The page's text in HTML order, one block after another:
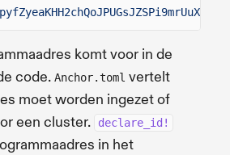
komt voor in de
code. Anchor.toml vertelt
moet worden ingezet of
een cluster.
declare_id!
in het